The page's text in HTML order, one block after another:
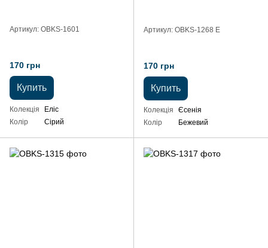
Артикул: OBKS-1601
170 грн
Купить
Колекція
Еліс
Колір
Сірий
Артикул: OBKS-1268 Е
170 грн
Купить
Колекція
Єсенія
Колір
Бежевий